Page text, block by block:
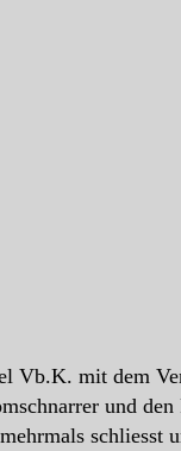
Vb.K. mit dem
und
schliesst